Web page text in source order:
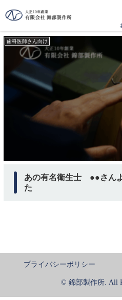
衛生士 講習
歯科医師さん向け
あの有名衛生士 ●●さん
た
プライバシーポリシー
© 錦部製作所. All